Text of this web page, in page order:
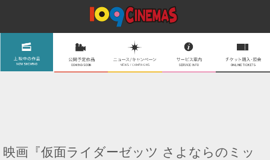
映画『仮面ライダーゼッツ さよならのミッ